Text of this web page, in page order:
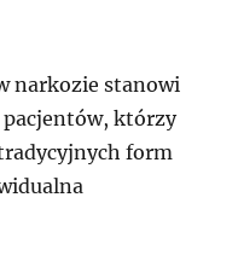
narkozie stanowi
pacjentów, którzy
form